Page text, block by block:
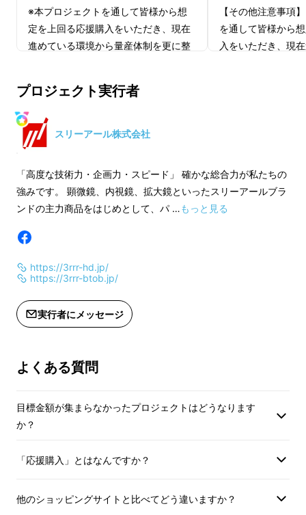
※本プロジェクトを通して皆様から想
定を上回る応援購入をいただき、現在
進めている環境から量産体制を更に整
ざいます。
適格請求書発行事業者登録番号：あり
（適格請求書発行事業者登録番号の記
Makuakeメッセージにて実行者に直接
お問合せください）
【その他注意事項
を通して皆様から
入をいただき、現
Makuakeメッセー
お問合せください）
プロジェクト実行者
スリーアール株式会社
「高度な技術力・企画力・スピード」 確かな総合力が私たちの
強みです。 顕微鏡、内視鏡、拡大鏡といったスリーアールブラ
ンドの主力商品をはじめとして、パ …もっと見る
https://3rrr-hd.jp/
https://3rrr-btob.jp/
実行者にメッセージ
よくある質問
目標金額が集まらなかったプロジェクトはどうなります
か？
「応援購入」とはなんですか？
他のショッピングサイトと比べてどう違いますか？